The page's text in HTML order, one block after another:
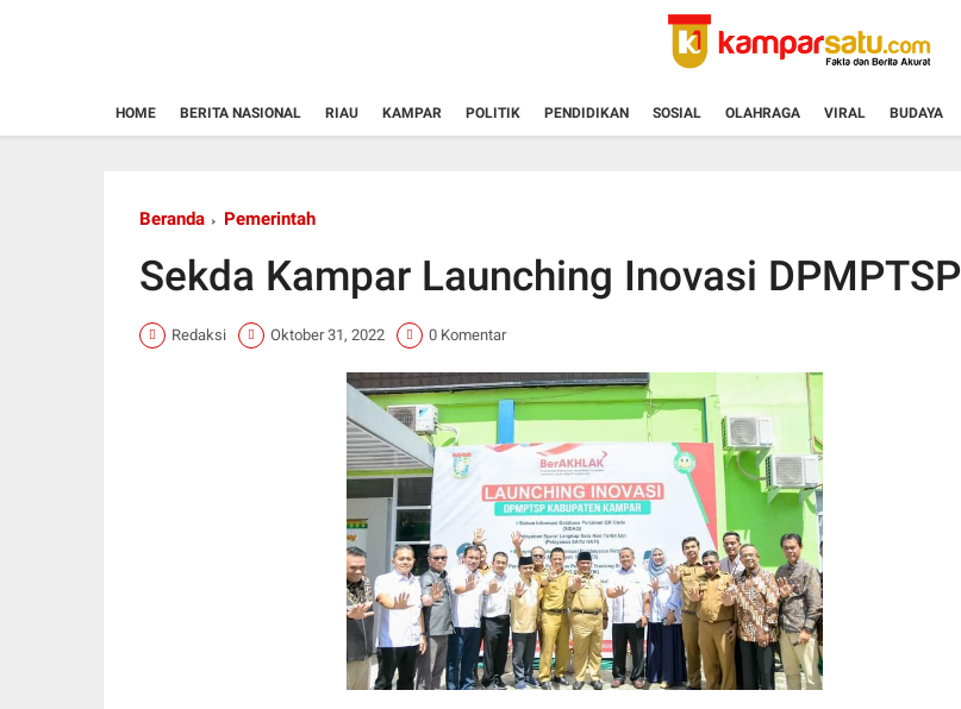
HOME BERITA NASIONAL RIAU KAMPAR POLITIK PENDIDIKAN SOSIAL OLAHRAGA VIRAL BUDAYA
Beranda Pemerintah
Sekda Kampar Launching Inovasi DPMPTSP
Redaksi Oktober 31, 2022 0 Komentar